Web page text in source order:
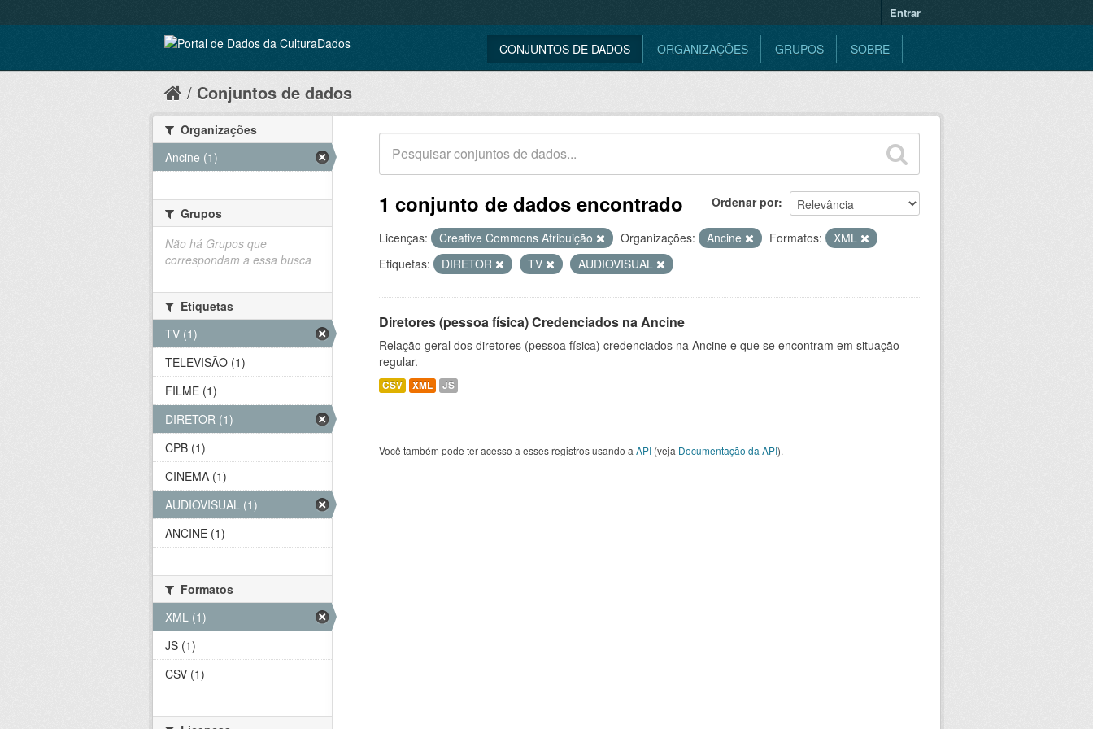
Entrar
CONJUNTOS DE DADOS ORGANIZAÇÕES GRUPOS SOBRE
Conjuntos de dados
Ordenar por
1 conjunto de dados encontrado
Licenças: Creative Commons Atribuição Organizações: Ancine Formatos:
XML
Etiquetas:
DIRETOR TV AUDIOVISUAL
Diretores (pessoa física) Credenciados na Ancine
Relação geral dos diretores (pessoa física) credenciados na Ancine e que se encontram em situação
regular.
CSV XML JS
Você também pode ter acesso a esses registros usando a API (veja Documentação da API).
Organizações
Ancine (1)
Grupos
Não há Grupos que
correspondam a essa busca
Etiquetas
TV (1)
TELEVISÃO (1)
FILME (1)
DIRETOR (1)
CPB (1)
CINEMA (1)
AUDIOVISUAL (1)
ANCINE (1)
Formatos
XML (1)
JS (1)
CSV (1)